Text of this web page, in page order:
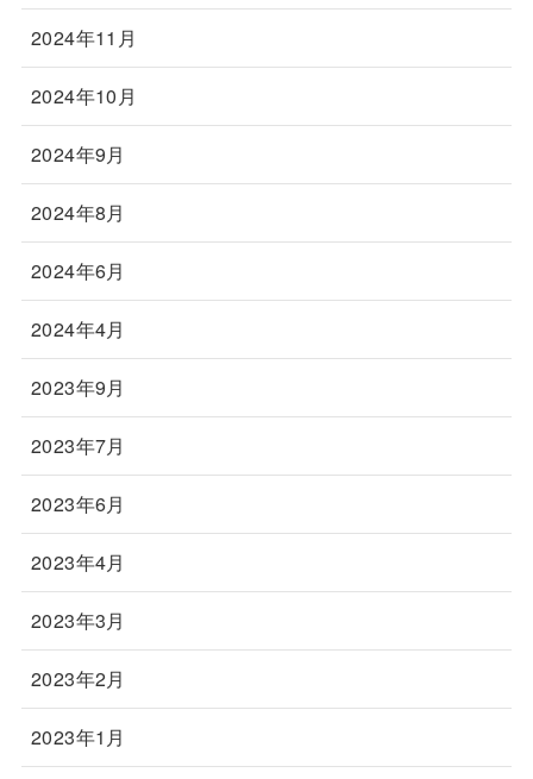
2024年11月
2024年10月
2024年9月
2024年8月
2024年6月
2024年4月
2023年9月
2023年7月
2023年6月
2023年4月
2023年3月
2023年2月
2023年1月